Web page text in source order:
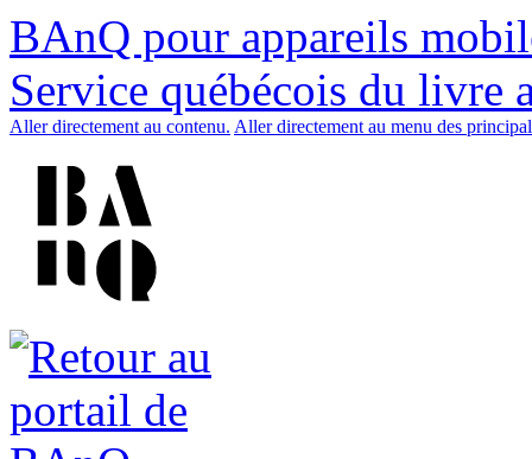
BAnQ pour appareils
Service québécois du livre
Aller directement au contenu. Aller directement au menu des